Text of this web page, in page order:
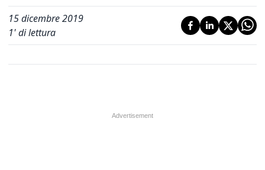
15 dicembre 2019
1' di lettura